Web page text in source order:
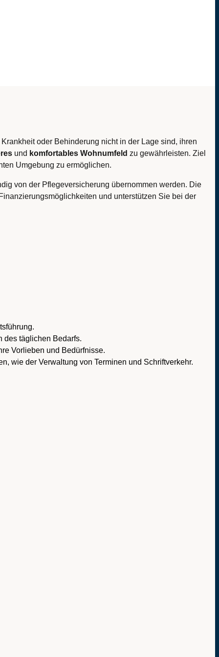
oder Behinderung nicht in der Lage sind, ihren
und komfortables Wohnumfeld zu gewährleisten. Ziel
Umgebung zu ermöglichen.
von der Pflegeversicherung übernommen werden. Die
und unterstützen Sie bei der
des täglichen Bedarfs.
Vorlieben und Bedürfnisse.
wie der Verwaltung von Terminen und Schriftverkehr.